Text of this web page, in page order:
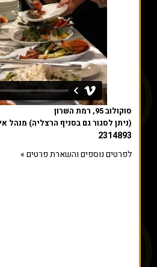
סוקולוב 95, רמת השרון
(ניתן לסגור גם בסניף הרצליה) מנהל
2314893
לפרטים נוספים והשארת פרטים »